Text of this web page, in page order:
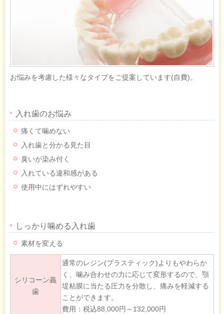
お悩みを考慮した様々なタイプをご提案しています(自費)。
入れ歯のお悩み
痛くて噛めない
入れ歯と分かる見た目
臭いが染み付く
入れている違和感がある
使用中にはずれやすい
しっかり噛める入れ歯
素材を変える
シリコーン義
歯
通常のレジン(プラスティック)よりもやわらか
く、噛み合わせの力に応じて変形するので、顎
堤粘膜に当たる圧力を分散し、痛みを軽減する
ことができます。
費用：税込88,000円～132,000円